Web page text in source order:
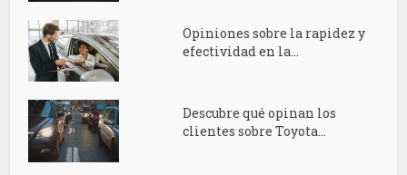
Opiniones sobre la rapidez y
efectividad en la...
Descubre qué opinan los
clientes sobre Toyota...